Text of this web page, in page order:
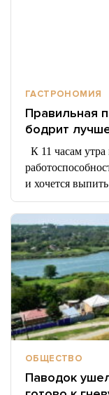
ГАСТРОНОМИЯ
Правильная
бодрит
К 11 часам
и хочется
ОБЩЕСТВО
Паводок